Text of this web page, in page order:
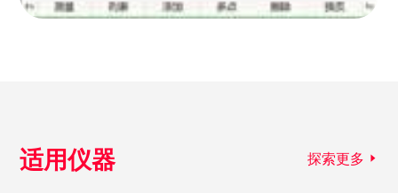
适用仪器 探索更多